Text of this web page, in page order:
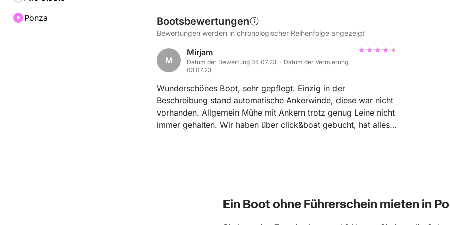
Ponza
Bootsbewertungen
Bewertungen werden in chronologischer Reihenfolge angezeigt
M
Mirjam
Datum der Bewertung 04.07.23 · Datum der Vermietung
03.07.23
Wunderschönes Boot, sehr gepflegt. Einzig in der
Beschreibung stand automatische Ankerwinde, diese war nicht
vorhanden. Allgemein Mühe mit Ankern trotz genug Leine nicht
immer gehalten. Wir haben über click&boat gebucht, hat alles
Ein Boot ohne Führerschein mieten in